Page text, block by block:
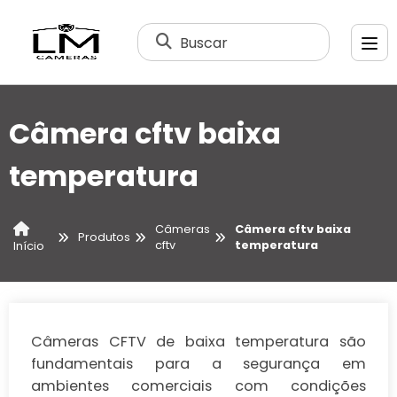
Buscar
Câmera cftv baixa
temperatura
Início
Produtos
Câmeras
cftv
Câmera cftv baixa
temperatura
Câmeras CFTV de baixa temperatura são
fundamentais para a segurança em
ambientes comerciais com condições